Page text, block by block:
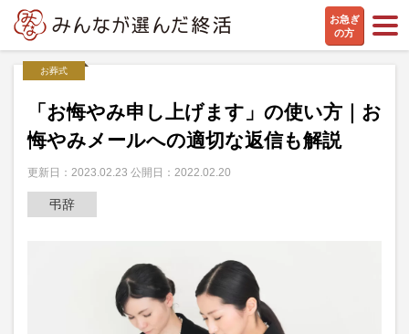
お急ぎ
の方
お葬式
「お悔やみ申し上げます」の使い方｜お
悔やみメールへの適切な返信も解説
更新日：2023.02.23 公開日：2022.02.20
弔辞